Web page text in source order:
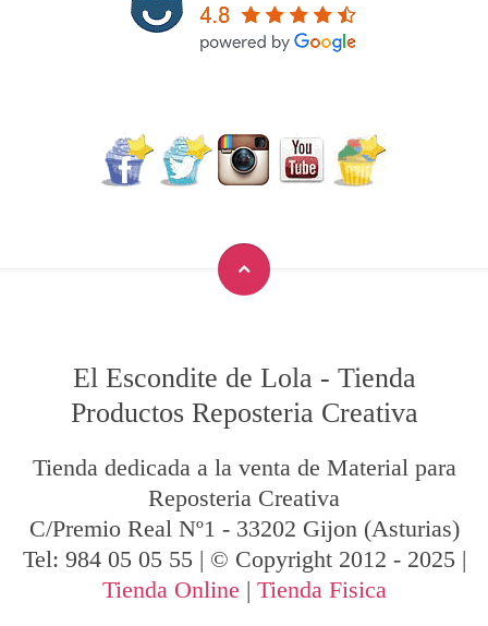
El Escondite de Lola - Tienda
Productos Reposteria Creativa
Tienda dedicada a la venta de Material para
Reposteria Creativa
C/Premio Real Nº1 - 33202 Gijon (Asturias)
Tel: 984 05 05 55 | © Copyright 2012 - 2025 |
Tienda Online | Tienda Fisica